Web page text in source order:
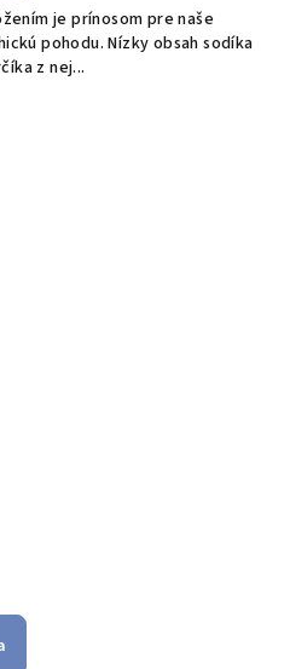
je prínosom pre naše
pohodu. Nízky obsah sodíka
z nej...